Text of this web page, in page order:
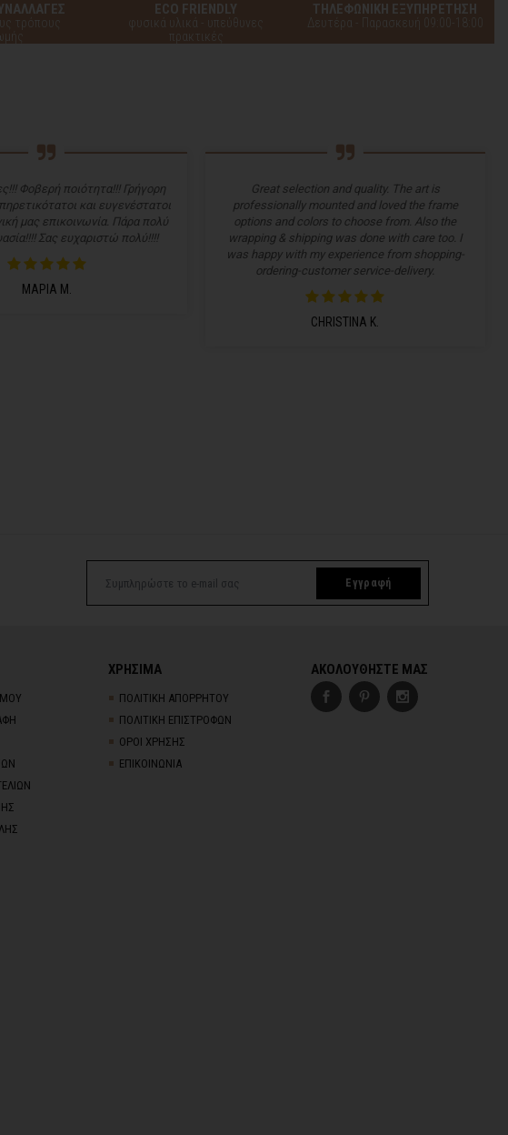
τρόπους
ECO FRIENDLY
φυσικά υλικά - υπεύθυνες
πρακτικές
ΤΗΛΕΦΩΝΙΚΗ ΕΞΥΠΗΡΕΤΗΣΗ
Δευτέρα - Παρασκευή 09:00-18:00
Φοβερή ποιότητα!!! Γρήγορη
και ευγενέστατοι
μας επικοινωνία. Πάρα πολύ
Σας ευχαριστώ πολύ!!!!
ΜΑΡΙΑ Μ.
Great selection and quality. The art is
professionally mounted and loved the frame
options and colors to choose from. Also the
wrapping & shipping was done with care too. I
was happy with my experience from shopping-
ordering-customer service-delivery.
CHRISTINA K.
Εγγραφή
ΧΡΗΣΙΜΑ
ΠΟΛΙΤΙΚΗ ΑΠΟΡΡΗΤΟΥ
ΠΟΛΙΤΙΚΗ ΕΠΙΣΤΡΟΦΩΝ
ΟΡΟΙ ΧΡΗΣΗΣ
ΕΠΙΚΟΙΝΩΝΙΑ
ΑΚΟΛΟΥΘΗΣΤΕ ΜΑΣ